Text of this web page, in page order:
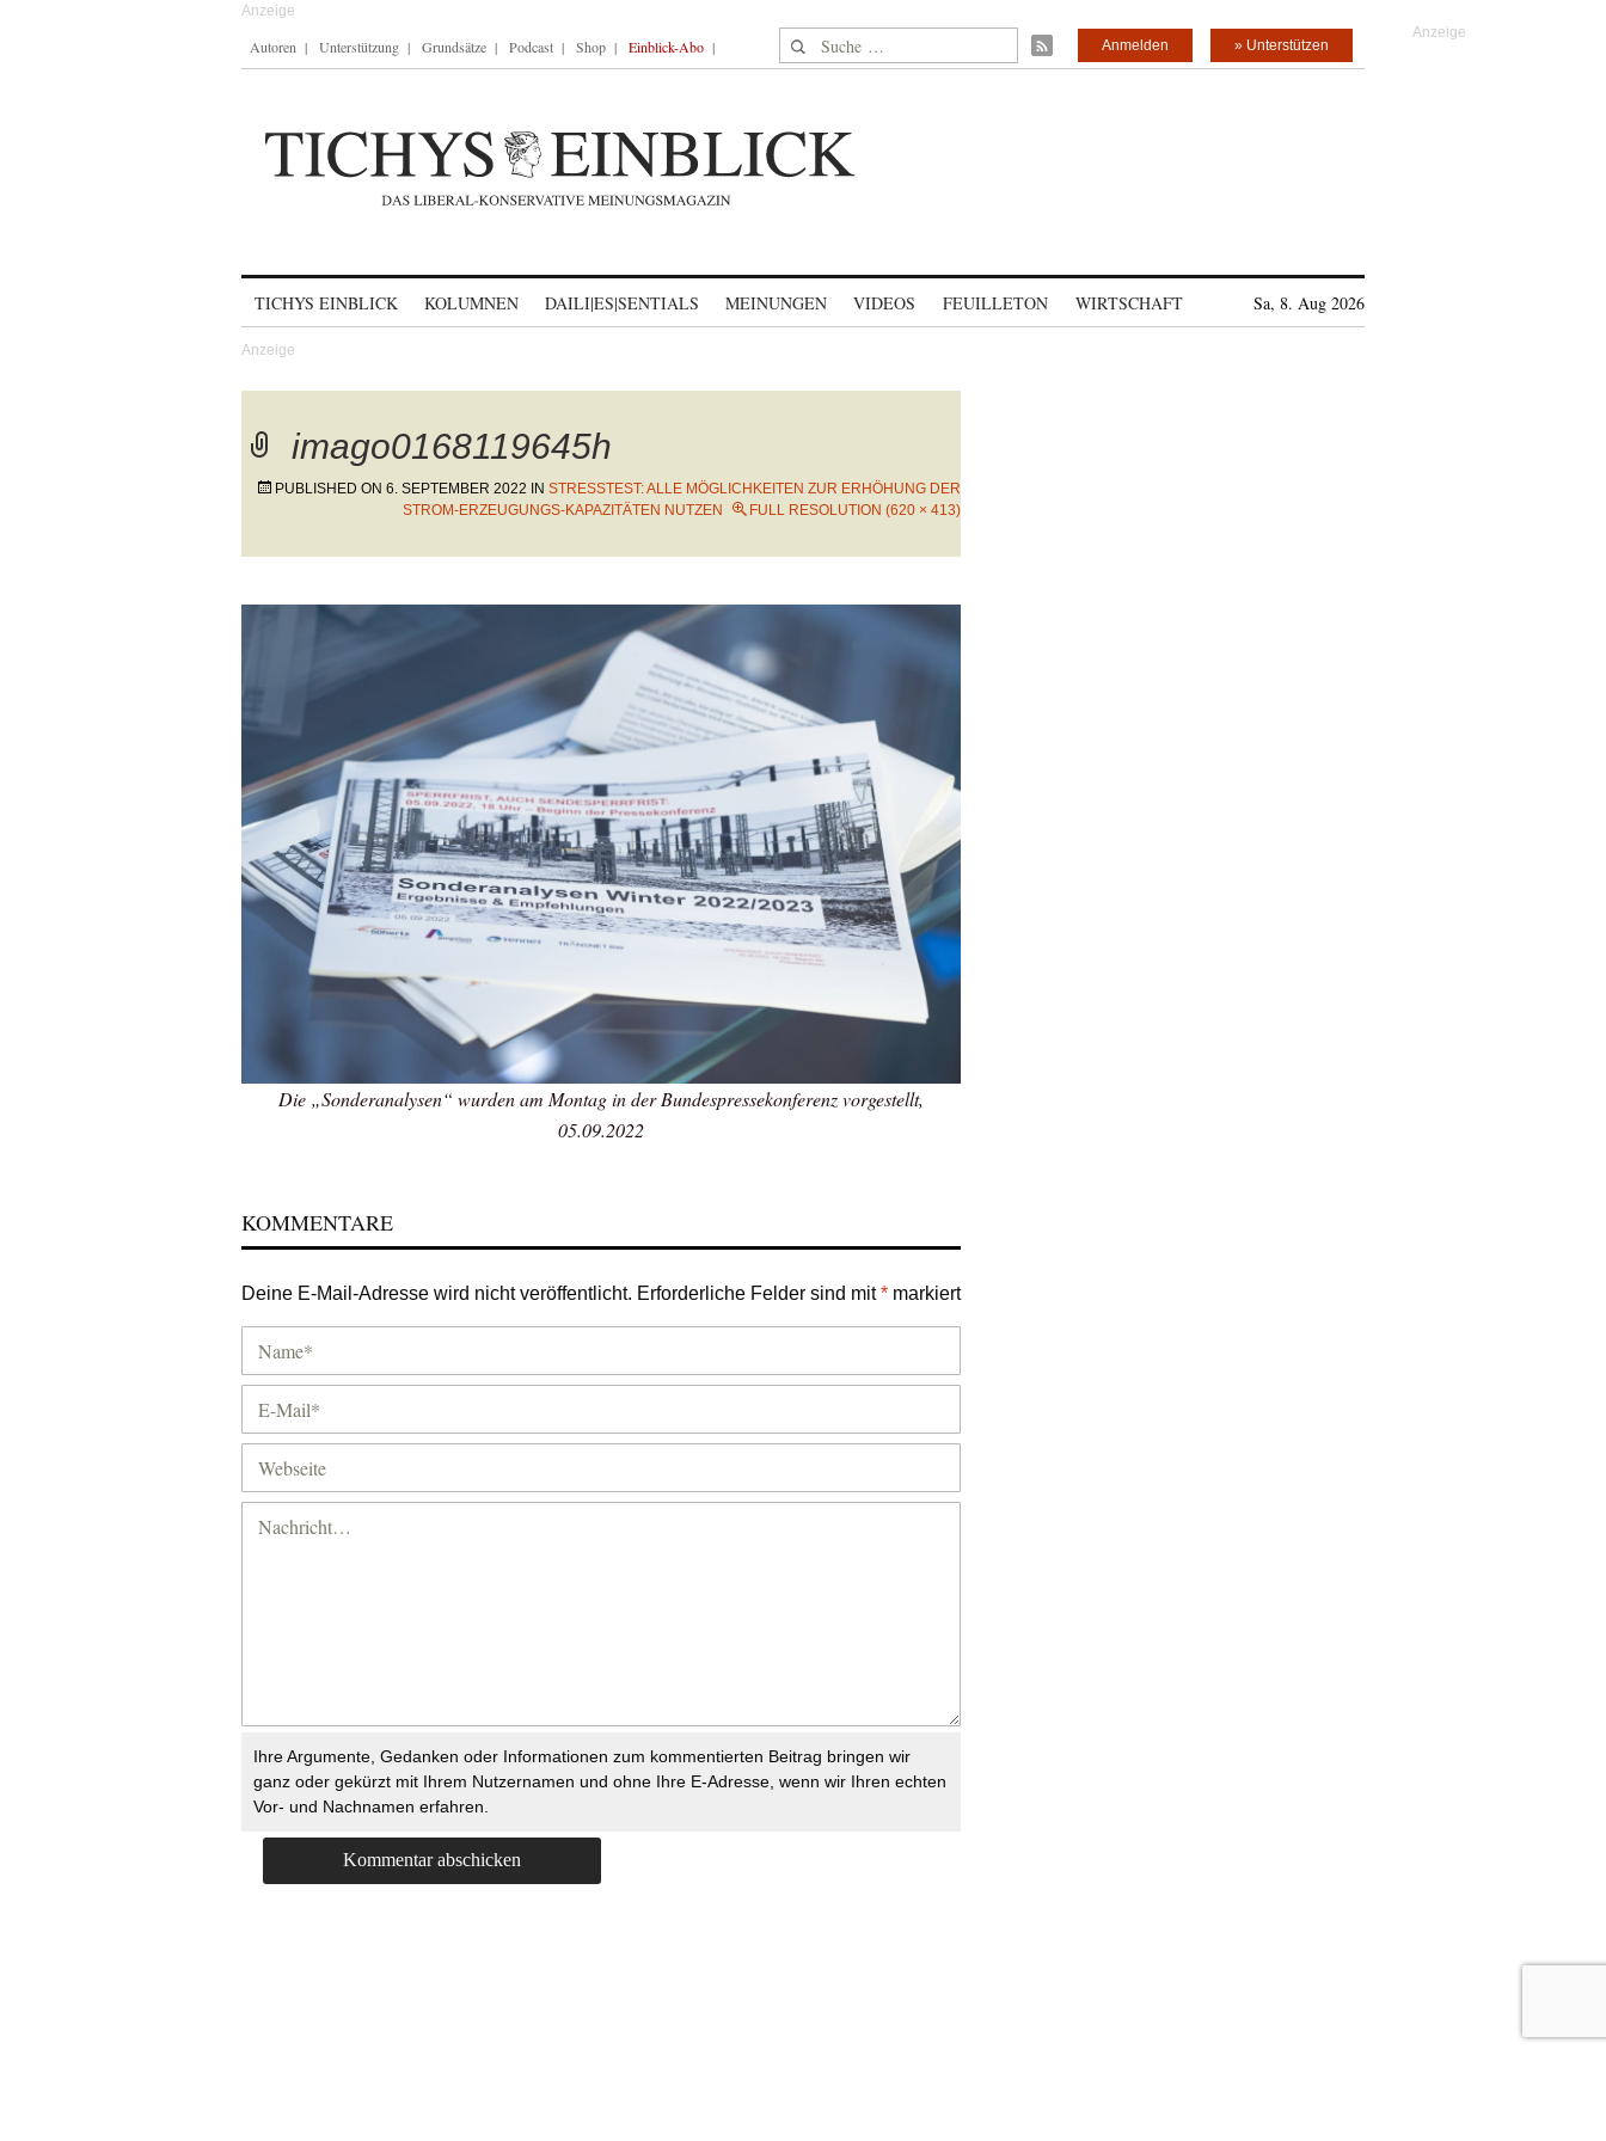
Autoren Unterstützung Grundsätze Podcast Shop Einblick-Abo Suche nach: » Unterstützen
Anmelden
TICHYS EINBLICK KOLUMNEN DAILI|ES|SENTIALS MEINUNGEN VIDEOS FEUILLETON WIRTSCHAFT Sa, 8. Aug 2026
imago0168119645h
PUBLISHED ON 6. SEPTEMBER 2022 IN STRESSTEST: ALLE MÖGLICHKEITEN ZUR ERHÖHUNG DER
STROM-ERZEUGUNGS-KAPAZITÄTEN NUTZEN
FULL RESOLUTION (620 × 413)
Die „Sonderanalysen“ wurden am Montag in der Bundespressekonferenz vorgestellt,
05.09.2022
KOMMENTARE
Deine E-Mail-Adresse wird nicht veröffentlicht. Erforderliche Felder sind mit* markiert
Ihre Argumente, Gedanken oder Informationen zum kommentierten Beitrag bringen wir
ganz oder gekürzt mit Ihrem Nutzernamen und ohne Ihre E-Adresse, wenn wir Ihren echten
Vor- und Nachnamen erfahren.